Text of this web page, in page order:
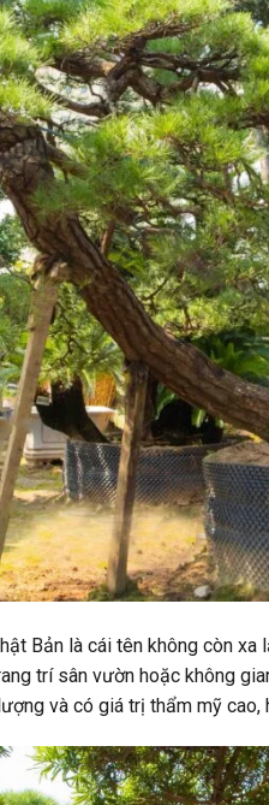
Bản là cái tên không còn
trí sân vườn hoặc không
và có giá trị thẩm mỹ cao,